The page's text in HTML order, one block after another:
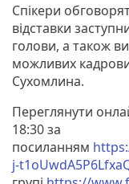
Спікери
відставки
голови, а також
можливих
Сухомлина.
Переглянути
18:30 за
посиланням
j-